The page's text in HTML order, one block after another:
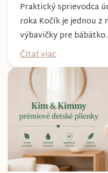
Praktický sprievodca
roka Kočík je jednou z
výbavičky pre
absolvujete
na lesných
počasia. Pravidelnou
môžete byť istí, že
dlhé roky a zachová
Čítať viac